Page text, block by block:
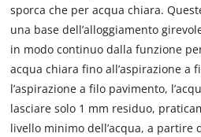
sporca che per acqua chiara.
una base dell’alloggiamento
in modo continuo dalla funzione
acqua chiara fino all’aspirazione a
l’aspirazione a filo pavimento,
lasciare solo 1 mm residuo,
livello minimo dell’acqua, a partire